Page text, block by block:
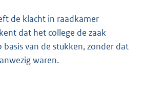
de klacht in raadkamer
dat het college de zaak
van de stukken, zonder dat
waren.